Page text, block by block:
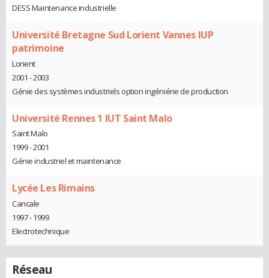
DESS Maintenance industrielle
Université Bretagne Sud Lorient Vannes IUP
patrimoine
Lorient
2001 - 2003
Génie des systèmes industriels option ingéniérie de production
Université Rennes 1 IUT Saint Malo
Saint Malo
1999 - 2001
Génie industriel et maintenance
Lycée Les Rimains
Cancale
1997 - 1999
Electrotechnique
Réseau